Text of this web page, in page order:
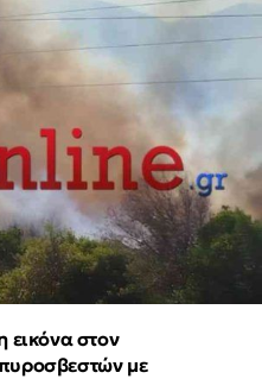
εικόνα στον
με